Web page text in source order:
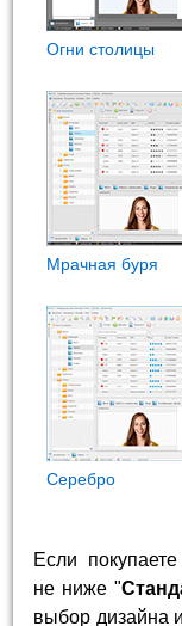
Огни столицы
Мрачная буря
Cеребро
Если покупаете
не ниже "
выбор дизайна